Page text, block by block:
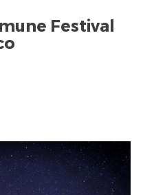
Festival